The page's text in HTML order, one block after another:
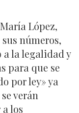
López,
números,
a la legalidad y
para que se
por ley» ya
verán
los